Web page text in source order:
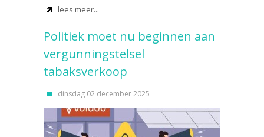
lees meer...
Politiek moet nu beginnen aan
vergunningstelsel
tabaksverkoop
dinsdag 02 december 2025